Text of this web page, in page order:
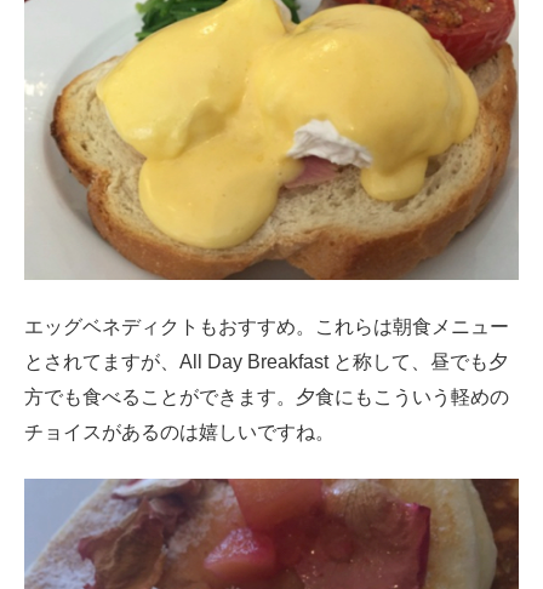
エッグベネディクトもおすすめ。これらは朝食メニュー
とされてますが、All Day Breakfast と称して、昼でも夕
方でも食べることができます。夕食にもこういう軽めの
チョイスがあるのは嬉しいですね。